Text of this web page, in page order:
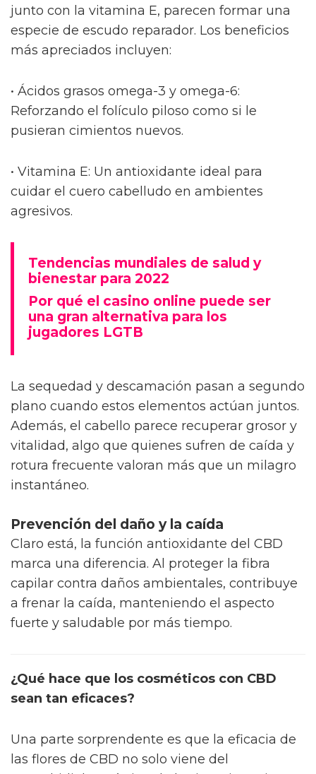
junto con la vitamina E, parecen formar una
especie de escudo reparador. Los beneficios
más apreciados incluyen:
• Ácidos grasos omega-3 y omega-6:
Reforzando el folículo piloso como si le
pusieran cimientos nuevos.
• Vitamina E: Un antioxidante ideal para
cuidar el cuero cabelludo en ambientes
agresivos.
Tendencias mundiales de salud y
bienestar para 2022
Por qué el casino online puede ser
una gran alternativa para los
jugadores LGTB
La sequedad y descamación pasan a segundo
plano cuando estos elementos actúan juntos.
Además, el cabello parece recuperar grosor y
vitalidad, algo que quienes sufren de caída y
rotura frecuente valoran más que un milagro
instantáneo.
Prevención del daño y la caída
Claro está, la función antioxidante del CBD
marca una diferencia. Al proteger la fibra
capilar contra daños ambientales, contribuye
a frenar la caída, manteniendo el aspecto
fuerte y saludable por más tiempo.
¿Qué hace que los cosméticos con CBD
sean tan eficaces?
Una parte sorprendente es que la eficacia de
las flores de CBD no solo viene del